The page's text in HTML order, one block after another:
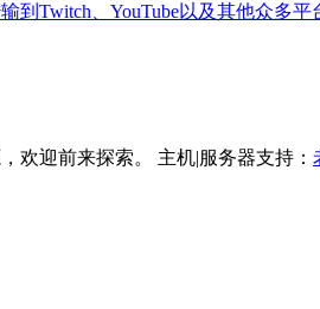
Twitch、YouTube以及其他众多
欢迎前来探索。 主机|服务器支持：